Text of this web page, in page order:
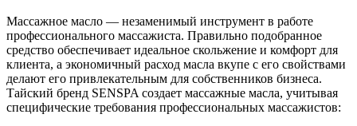
Массажное масло — незаменимый инструмент в работе
профессионального массажиста. Правильно подобранное
средство обеспечивает идеальное скольжение и комфорт для
клиента, а экономичный расход масла вкупе с его свойствами
делают его привлекательным для собственников бизнеса.
Тайский бренд SENSPA создает массажные масла, учитывая
специфические требования профессиональных массажистов: